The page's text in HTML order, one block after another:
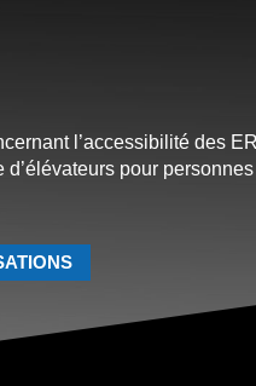
l’accessibilité des
pour personnes